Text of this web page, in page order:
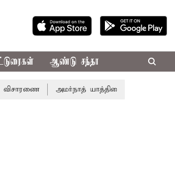
ஆண்டு சந்தா
அமர்நாத் யாத்திரை தற்காலிகமாக